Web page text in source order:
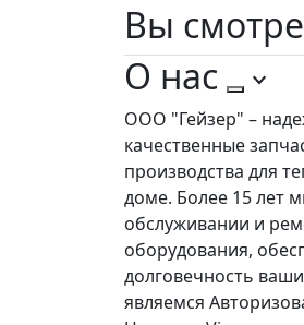
Вы
О нас
ООО "Гейзер" –
качественные
производства для
доме. Более 15 лет
обслуживании и
оборудования,
долговечность
являемся